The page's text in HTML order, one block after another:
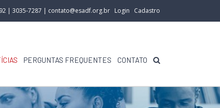
| 3035-7287 | contato@esadf.org.br Login Cadastro
PERGUNTAS FREQUENTES CONTATO